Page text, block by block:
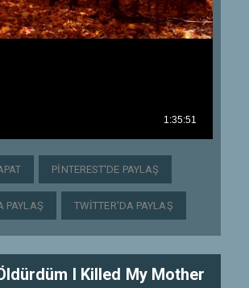
PINTEREST'DE PAYLAŞ
PAYLAŞ TWITTER'DA PAYLAŞ
I Killed My Mother